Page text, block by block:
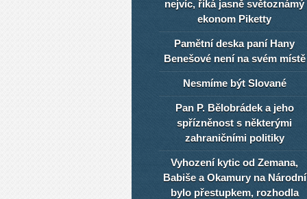
nejvíc, říká jasně světoznámý
ekonom Piketty
Pamětní deska paní Hany
Benešové není na svém místě
Nesmíme být Slované
Pan P. Bělobrádek a jeho
spřízněnost s některými
zahraničními politiky
Vyhození kytic od Zemana,
Babiše a Okamury na Národní
bylo přestupkem, rozhodla